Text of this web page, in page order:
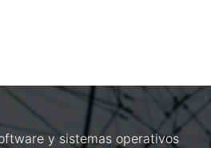
y sistemas operativos